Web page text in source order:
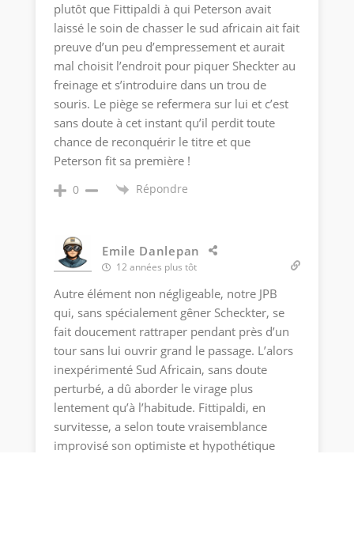
plutôt que Fittipaldi à qui Peterson avait
laissé le soin de chasser le sud africain ait fait
preuve d’un peu d’empressement et aurait
mal choisit l’endroit pour piquer Sheckter au
freinage et s’introduire dans un trou de
souris. Le piège se refermera sur lui et c’est
sans doute à cet instant qu’il perdit toute
chance de reconquérir le titre et que
Peterson fit sa première !
0 Répondre
Emile Danlepan
12 années plus tôt
Autre élément non négligeable, notre JPB
qui, sans spécialement gêner Scheckter, se
fait doucement rattraper pendant près d’un
tour sans lui ouvrir grand le passage. L’alors
inexpérimenté Sud Africain, sans doute
perturbé, a dû aborder le virage plus
lentement qu’à l’habitude. Fittipaldi, en
survitesse, a selon toute vraisemblance
improvisé son optimiste et hypothétique